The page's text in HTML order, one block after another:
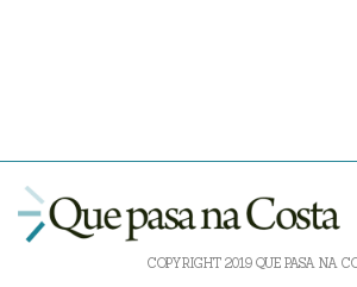
COPYRIGHT 2019 QUE PASA NA